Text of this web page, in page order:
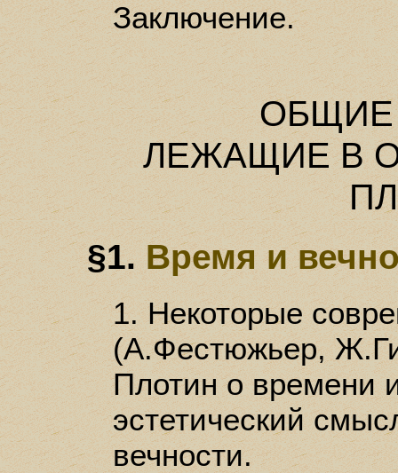
Заключение.
ОБЩИЕ
ЛЕЖАЩИЕ В
§1. Время и
1. Некоторые
(А.Фестюжьер,
Плотин о времени
эстетический
вечности.